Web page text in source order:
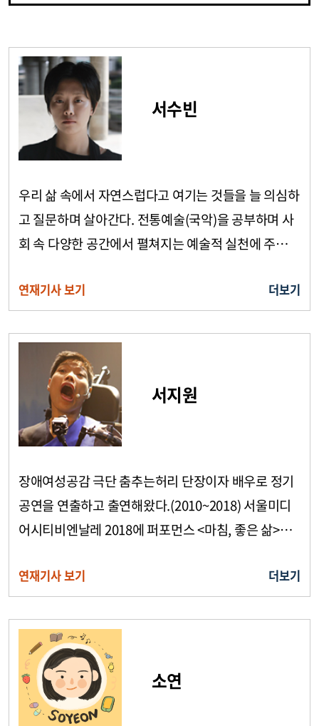
서수빈
우리 삶 속에서 자연스럽다고 여기는 것들을 늘 의심하
고 질문하며 살아간다. 전통예술(국악)을 공부하며 사
회 속 다양한 공간에서 펼쳐지는 예술적 실천에 주목하
외치기보다는 침묵하게 된 목소리들에 주목하며 이들
과 함께
연재기사 보기 더보기
서지원
장애여성공감 극단 춤추는허리 단장이자 배우로 정기
공연을 연출하고 출연해왔다.(2010~2018) 서울미디
어시티비엔날레 2018에 퍼포먼스 <마침, 좋은 삶>으
(2011), 웹 독백극 <춤추는 혼잣말>(2020), 연극연
연재기사 보기 더보기
소연